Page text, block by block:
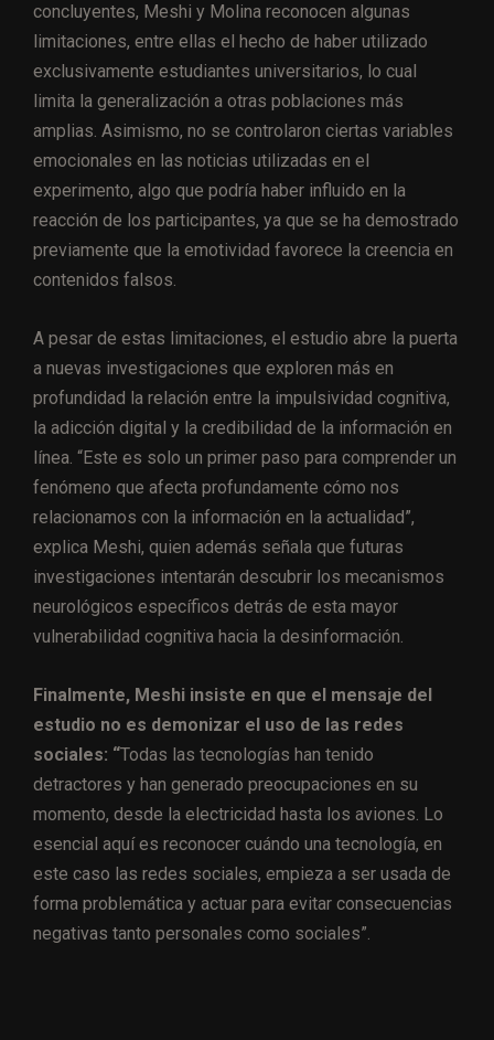
concluyentes, Meshi y Molina reconocen algunas
limitaciones, entre ellas el hecho de haber utilizado
exclusivamente estudiantes universitarios, lo cual
limita la generalización a otras poblaciones más
amplias. Asimismo, no se controlaron ciertas variables
emocionales en las noticias utilizadas en el
experimento, algo que podría haber influido en la
reacción de los participantes, ya que se ha demostrado
previamente que la emotividad favorece la creencia en
contenidos falsos.
A pesar de estas limitaciones, el estudio abre la puerta
a nuevas investigaciones que exploren más en
profundidad la relación entre la impulsividad cognitiva,
la adicción digital y la credibilidad de la información en
línea. “Este es solo un primer paso para comprender un
fenómeno que afecta profundamente cómo nos
relacionamos con la información en la actualidad”,
explica Meshi, quien además señala que futuras
investigaciones intentarán descubrir los mecanismos
neurológicos específicos detrás de esta mayor
vulnerabilidad cognitiva hacia la desinformación.
Finalmente, Meshi insiste en que el mensaje del
estudio no es demonizar el uso de las redes
sociales: “Todas las tecnologías han tenido
detractores y han generado preocupaciones en su
momento, desde la electricidad hasta los aviones. Lo
esencial aquí es reconocer cuándo una tecnología, en
este caso las redes sociales, empieza a ser usada de
forma problemática y actuar para evitar consecuencias
negativas tanto personales como sociales”.